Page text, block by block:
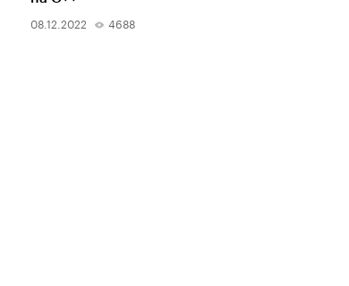
08.12.2022 4688